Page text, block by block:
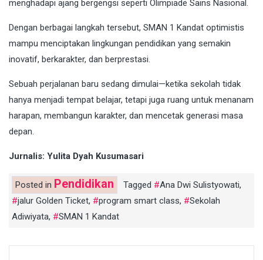
menghadapi ajang bergengsi seperti Olimpiade Sains Nasional.
Dengan berbagai langkah tersebut, SMAN 1 Kandat optimistis
mampu menciptakan lingkungan pendidikan yang semakin
inovatif, berkarakter, dan berprestasi.
Sebuah perjalanan baru sedang dimulai—ketika sekolah tidak
hanya menjadi tempat belajar, tetapi juga ruang untuk menanam
harapan, membangun karakter, dan mencetak generasi masa
depan.
Jurnalis: Yulita Dyah Kusumasari
Posted in Pendidikan Tagged Ana Dwi Sulistyowati,
jalur Golden Ticket, program smart class,
Sekolah
Adiwiyata, SMAN 1 Kandat